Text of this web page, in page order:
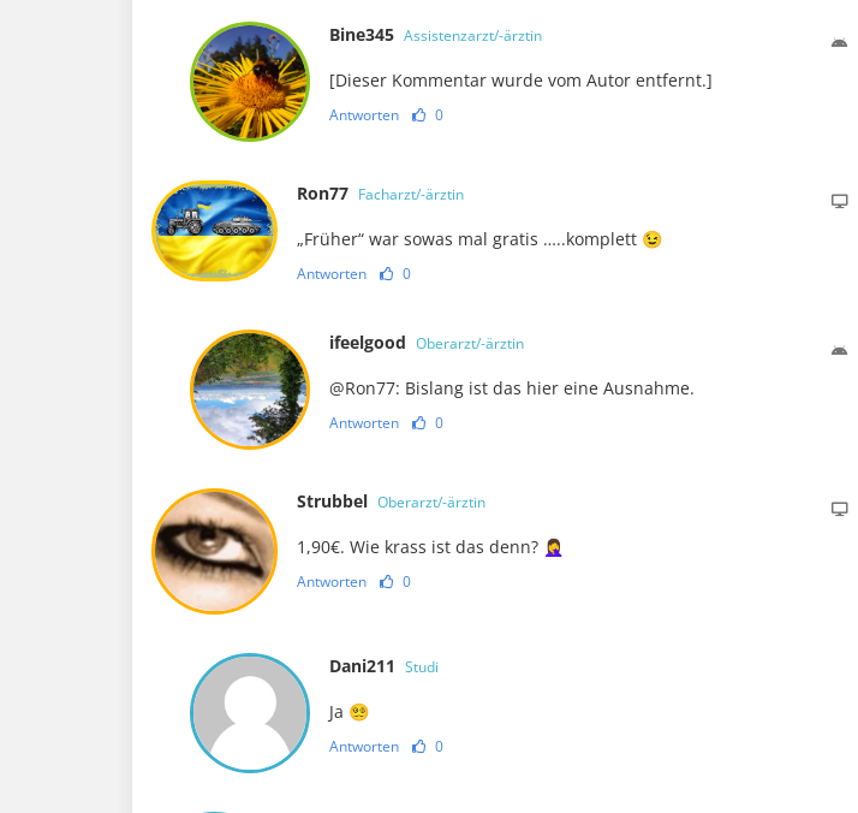
Bine345 Assistenzarzt/-ärztin
[Dieser Kommentar wurde vom Autor entfernt.]
Antworten 0
Ron77 Facharzt/-ärztin
„Früher“ war sowas mal gratis …..komplett 😉
Antworten 0
ifeelgood Oberarzt/-ärztin
@Ron77: Bislang ist das hier eine Ausnahme.
Antworten 0
Strubbel Oberarzt/-ärztin
1,90€. Wie krass ist das denn? 🤦‍♀️
Antworten 0
Dani211 Studi
Ja 😵‍💫
Antworten 0